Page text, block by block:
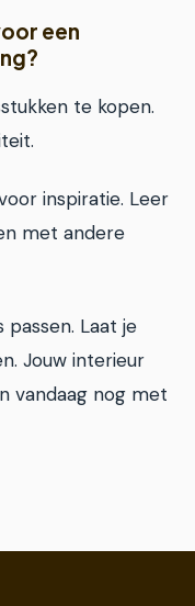
een
te kopen.
inspiratie. Leer
met andere
passen. Laat je
Jouw interieur
vandaag nog met